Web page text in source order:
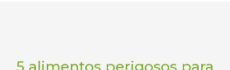
5 alimentos perigosos para